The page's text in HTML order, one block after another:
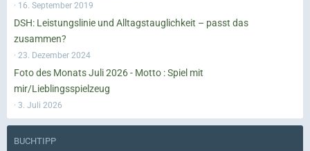
16. September 2019
DSH: Leistungslinie und Alltagstauglichkeit – passt das
zusammen?
23. Dezember 2024
Foto des Monats Juli 2026 - Motto : Spiel mit
mir/Lieblingsspielzeug
3. Juli 2026
BUCHTIPP